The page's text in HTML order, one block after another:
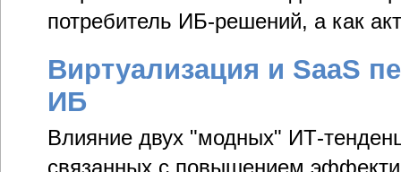
потребитель ИБ-решений, а как
Виртуализация и SaaS
ИБ
Влияние двух "модных" ИТ-
связанных с повышением